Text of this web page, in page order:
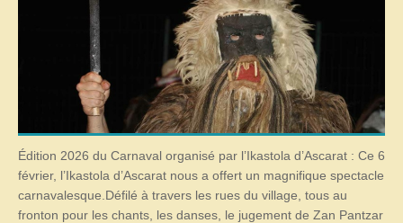
Édition 2026 du Carnaval organisé par l’Ikastola d’Ascarat : Ce 6
février, l’Ikastola d’Ascarat nous a offert un magnifique spectacle
carnavalesque.Défilé à travers les rues du village, tous au
fronton pour les chants, les danses, le jugement de Zan Pantzar